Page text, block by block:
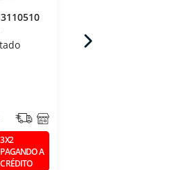
3X2
PAGANDO A
CRÉDITO
Precio de contado